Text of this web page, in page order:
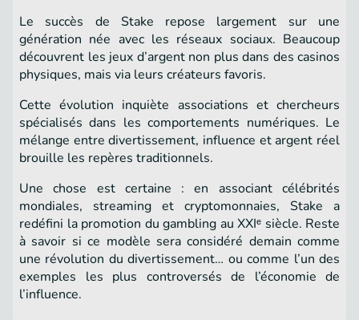
Le succès de Stake repose largement sur une
génération née avec les réseaux sociaux. Beaucoup
découvrent les jeux d’argent non plus dans des casinos
physiques, mais via leurs créateurs favoris.
Cette évolution inquiète associations et chercheurs
spécialisés dans les comportements numériques. Le
mélange entre divertissement, influence et argent réel
brouille les repères traditionnels.
Une chose est certaine : en associant célébrités
mondiales, streaming et cryptomonnaies, Stake a
redéfini la promotion du gambling au XXIᵉ siècle. Reste
à savoir si ce modèle sera considéré demain comme
une révolution du divertissement… ou comme l’un des
exemples les plus controversés de l’économie de
l’influence.